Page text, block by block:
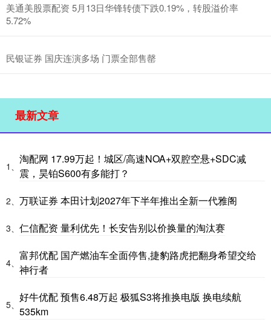
美通美股票配资 5月13日华锋转债下跌0.19%，转股溢价率
5.72%
民银证券 国庆连演多场 门票全部售罄
最新文章
1、
淘配网 17.99万起！城区/高速NOA+双腔空悬+SDC减
震，昊铂S600有多能打？
2、 万联证券 本田计划2027年下半年推出全新一代雅阁
3、 仁信配资 量利优先！长安告别以价换量的淘汰赛
4、
富邦优配 国产燃油车全面停售,捷豹路虎把翻身希望交给
神行者
5、
好牛优配 预售6.48万起 极狐S3将推换电版 换电续航
535km